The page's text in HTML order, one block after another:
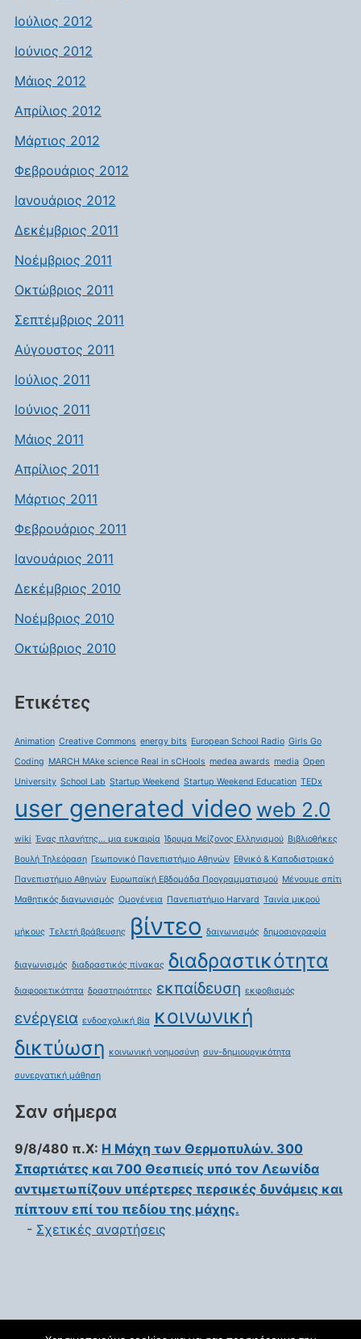
Ιούλιος 2012
Ιούνιος 2012
Μάιος 2012
Απρίλιος 2012
Μάρτιος 2012
Φεβρουάριος 2012
Ιανουάριος 2012
Δεκέμβριος 2011
Νοέμβριος 2011
Οκτώβριος 2011
Σεπτέμβριος 2011
Αύγουστος 2011
Ιούλιος 2011
Ιούνιος 2011
Μάιος 2011
Απρίλιος 2011
Μάρτιος 2011
Φεβρουάριος 2011
Ιανουάριος 2011
Δεκέμβριος 2010
Νοέμβριος 2010
Οκτώβριος 2010
Ετικέτες
Animation Creative Commons energy bits European School Radio Girls Go
Coding MARCH MAke science Real in sCHools medea awards media Open
University School Lab Startup Weekend Startup Weekend Education TEDx
user generated video web 2.0
wiki Ένας πλανήτης… μια ευκαιρία Ίδρυμα Μείζονος Ελληνισμού Βιβλιοθήκες
Βουλή Τηλεόραση Γεωπονικό Πανεπιστήμιο Αθηνών Εθνικό & Καποδιστριακό
Πανεπιστήμιο Αθηνών Ευρωπαϊκή Εβδομάδα Προγραμματισμού Μένουμε σπίτι
Μαθητικός διαγωνισμός Ομογένεια Πανεπιστήμιο Harvard Ταινία μικρού
μήκους Τελετή βράβευσης βίντεο δαιγωνισμός δημοσιογραφία
διαγωνισμός διαδραστικός πίνακας διαδραστικότητα
διαφορετικότητα δραστηριότητες εκπαίδευση εκφοβισμός
ενέργεια ενδοσχολική βία κοινωνική
δικτύωση κοινωνική νοημοσύνη συν-δημιουργικότητα
συνεργατική μάθηση
Σαν σήμερα
9/8/480 π.Χ: Η Μάχη των Θερμοπυλών. 300
Σπαρτιάτες και 700 Θεσπιείς υπό τον Λεωνίδα
αντιμετωπίζουν υπέρτερες περσικές δυνάμεις και
πίπτουν επί του πεδίου της μάχης.
- Σχετικές αναρτήσεις